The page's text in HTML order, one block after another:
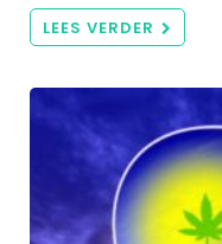
LEES VERDER